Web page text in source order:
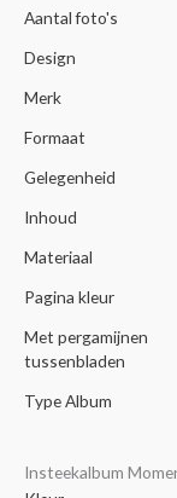
Aantal foto's
Design
Merk
Formaat
Gelegenheid
Inhoud
Materiaal
Pagina kleur
Met pergamijnen
tussenbladen
Type Album
Insteekalbum